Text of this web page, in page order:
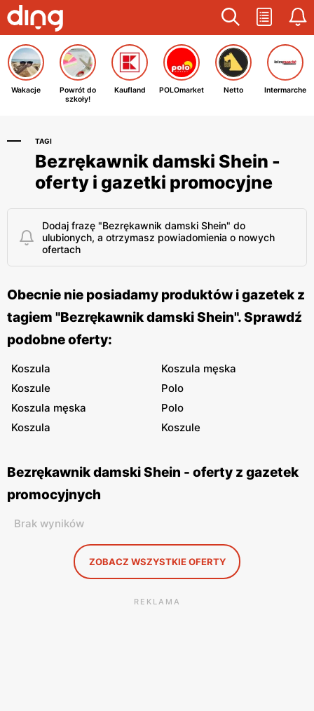
Wakacje
Powrót do
szkoły!
Kaufland POLOmarket Netto Intermarche
TAGI
Bezrękawnik damski Shein -
oferty i gazetki promocyjne
Dodaj frazę "Bezrękawnik damski Shein" do
ulubionych, a otrzymasz powiadomienia o nowych
ofertach
Obecnie nie posiadamy produktów i gazetek z
tagiem "Bezrękawnik damski Shein". Sprawdź
podobne oferty:
Koszula
Koszula męska
Koszule
Polo
Koszula męska
Polo
Koszula
Koszule
Bezrękawnik damski Shein - oferty z gazetek
promocyjnych
Brak wyników
ZOBACZ WSZYSTKIE OFERTY
REKLAMA